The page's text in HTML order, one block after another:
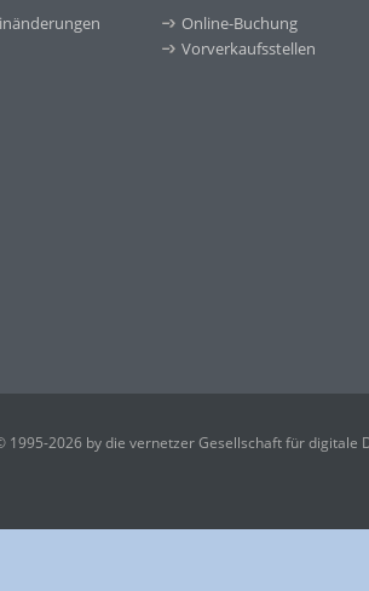
Online-Buchung
Vorverkaufsstellen
1995-2026 by die vernetzer Gesellschaft für digitale